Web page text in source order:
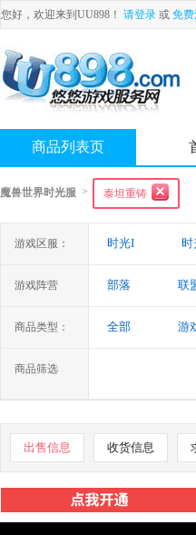
您好，欢迎来到UU898！ 请登录 或 免
商品列表页
魔兽世界时光服 > 泰坦重铸
游戏区服： 时光I
游戏阵营 部落 联
商品类型： 全部 游
商品筛选
出售信息 收货信息